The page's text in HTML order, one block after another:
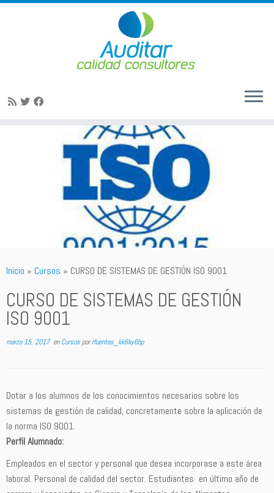
Inicio » Cursos » CURSO DE SISTEMAS DE GESTIÓN ISO 9001
CURSO DE SISTEMAS DE GESTIÓN
ISO 9001
marzo 15, 2017enCursosporrfuentes_kk6ky6bp
Dotar a los alumnos de los conocimientos necesarios sobre los
sistemas de gestión de calidad, concretamente sobre la aplicación de
la norma ISO 9001.
Perfil Alumnado:
Empleados en el sector y personal que desea incorporase a este área
laboral. Personal de calidad del sector. Estudiantes en último año de